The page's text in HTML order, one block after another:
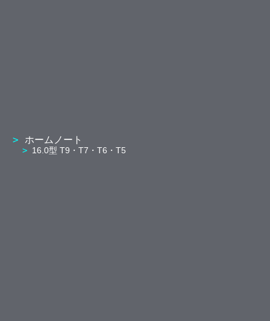
ホームノート
16.0型 T9・T7・T6・T5